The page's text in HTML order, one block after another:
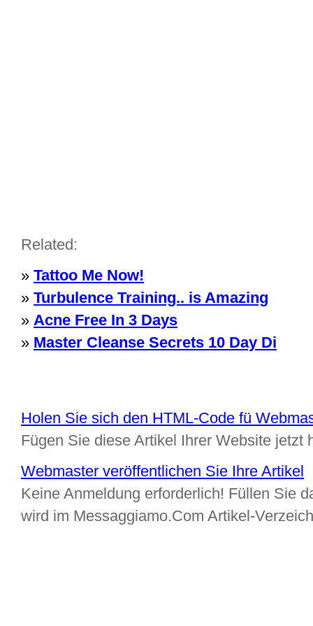
Related:
» Tattoo Me Now!
» Turbulence Training.. is Amazing
» Acne Free In 3 Days
» Master Cleanse Secrets 10 Day Di
Holen Sie sich den HTML-Code fü
Fügen Sie diese Artikel Ihrer Website jetzt
Webmaster veröffentlichen Sie Ihre Artikel
Keine Anmeldung erforderlich! Füllen Sie
wird im Messaggiamo.Com Artikel-